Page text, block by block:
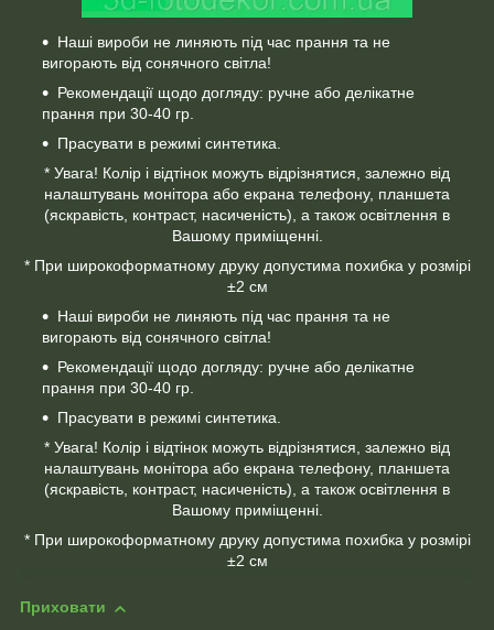
Наші вироби не линяють під час прання та не
вигорають від сонячного світла!
Рекомендації щодо догляду: ручне або делікатне
прання при 30-40 гр.
Прасувати в режимі синтетика.
* Увага! Колір і відтінок можуть відрізнятися, залежно від
налаштувань монітора або екрана телефону, планшета
(яскравість, контраст, насиченість), а також освітлення в
Вашому приміщенні.
* При широкоформатному друку допустима похибка у розмірі
±2 см
Наші вироби не линяють під час прання та не
вигорають від сонячного світла!
Рекомендації щодо догляду: ручне або делікатне
прання при 30-40 гр.
Прасувати в режимі синтетика.
* Увага! Колір і відтінок можуть відрізнятися, залежно від
налаштувань монітора або екрана телефону, планшета
(яскравість, контраст, насиченість), а також освітлення в
Вашому приміщенні.
* При широкоформатному друку допустима похибка у розмірі
±2 см
Приховати